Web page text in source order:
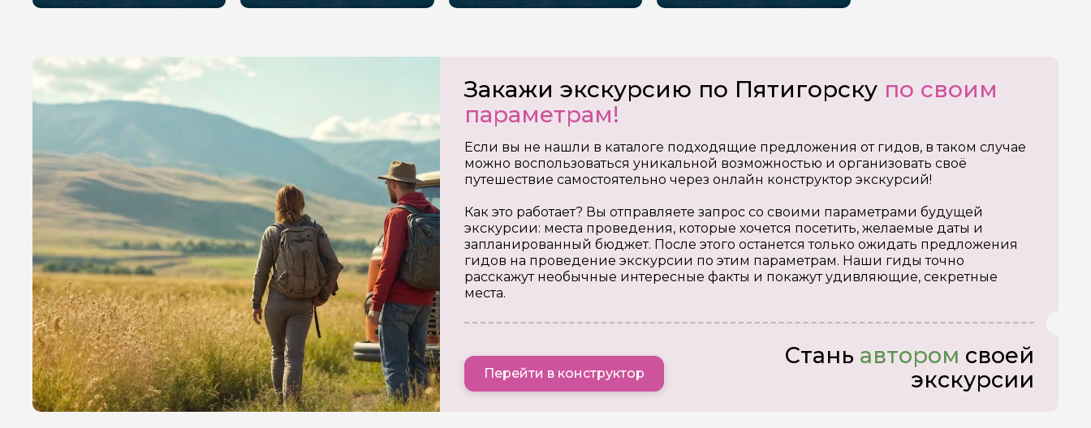
Закажи экскурсию по Пятигорску по своим
параметрам!
Если вы не нашли в каталоге подходящие предложения от гидов, в таком случае
можно воспользоваться уникальной возможностью и организовать своё
путешествие самостоятельно через онлайн конструктор экскурсий!
Как это работает? Вы отправляете запрос со своими параметрами будущей
экскурсии: места проведения, которые хочется посетить, желаемые даты и
запланированный бюджет. После этого останется только ожидать предложения
гидов на проведение экскурсии по этим параметрам. Наши гиды точно
расскажут необычные интересные факты и покажут удивляющие, секретные
места.
Перейти в конструктор
Стань автором своей
экскурсии